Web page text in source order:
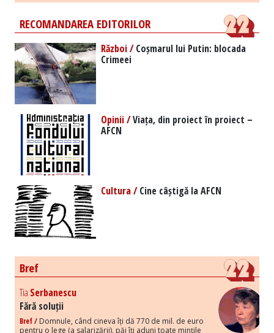
RECOMANDAREA EDITORILOR
Război /Coșmarul lui Putin: blocada
Crimeei
Opinii /Viața, din proiect în proiect –
AFCN
Cultura /Cine câștigă la AFCN
Bref
Tia Serbanescu
Fără soluții
Bref / Domnule, când cineva îți dă 770 de mil. de euro
pentru o lege (a salarizării), păi îți aduni toate mințile